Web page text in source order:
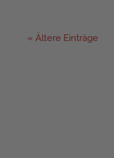
« Ältere Einträge